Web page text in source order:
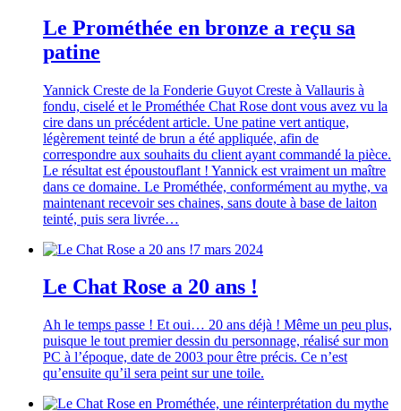
Le Prométhée en bronze a reçu sa
patine
Yannick Creste de la Fonderie Guyot Creste à Vallauris à
fondu, ciselé et le Prométhée Chat Rose dont vous avez vu la
cire dans un précédent article. Une patine vert antique,
légèrement teinté de brun a été appliquée, afin de
correspondre aux souhaits du client ayant commandé la pièce.
Le résultat est époustouflant ! Yannick est vraiment un maître
dans ce domaine. Le Prométhée, conformément au mythe, va
maintenant recevoir ses chaines, sans doute à base de laiton
teinté, puis sera livrée…
7 mars 2024
Le Chat Rose a 20 ans !
Ah le temps passe ! Et oui… 20 ans déjà ! Même un peu plus,
puisque le tout premier dessin du personnage, réalisé sur mon
PC à l’époque, date de 2003 pour être précis. Ce n’est
qu’ensuite qu’il sera peint sur une toile.